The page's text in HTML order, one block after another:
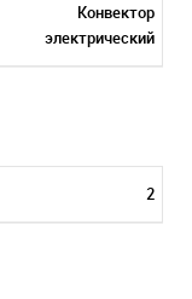
Конвектор
электрический
2